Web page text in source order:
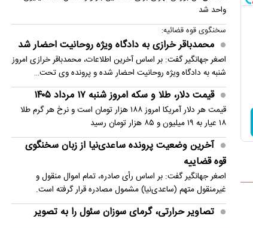
واحد شد
سخنگوی قوه قضائیه:
محمدباقر خرازی به دادگاه ویژه روحانیت احضار شد
اصغر جهانگیر گفت: بر اساس آخرین اطلاعات، محمدباقر خرازی امروز
شنبه به دادگاه ویژه روحانیت احضار شده و پرونده وی تحت…
قیمت دلار، طلا و سکه امروز شنبه ۱۷ مرداد ۱۴۰۵
قیمت هر دلار آمریکا امروز ۱۸۸ هزار تومان است و نرخ هر گرم طلا
۱۸ عیار به ۱۹ میلیون و ۸۵ هزار تومان رسید
آخرین وضعیت پرونده ساعدی‌نیا از زبان سخنگوی
قوه قضاییه
اصغر جهانگیر گفت: بر اساس رأی صادره، تمام اموال منقول و
غیرمنقول متهم (ساعدی‌نیا) مشمول مصادره قرار گرفته است.
تصاویر حرارتی، گرمای سوزان سئول را به تصویر